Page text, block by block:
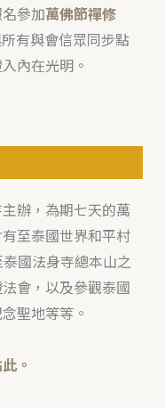
參加萬佛節禪修
有與會信眾同步點
內在光明。
辦，為期七天的萬
至泰國世界和平村
國法身寺總本山之
會，以及參觀泰國
聖地等等。
。